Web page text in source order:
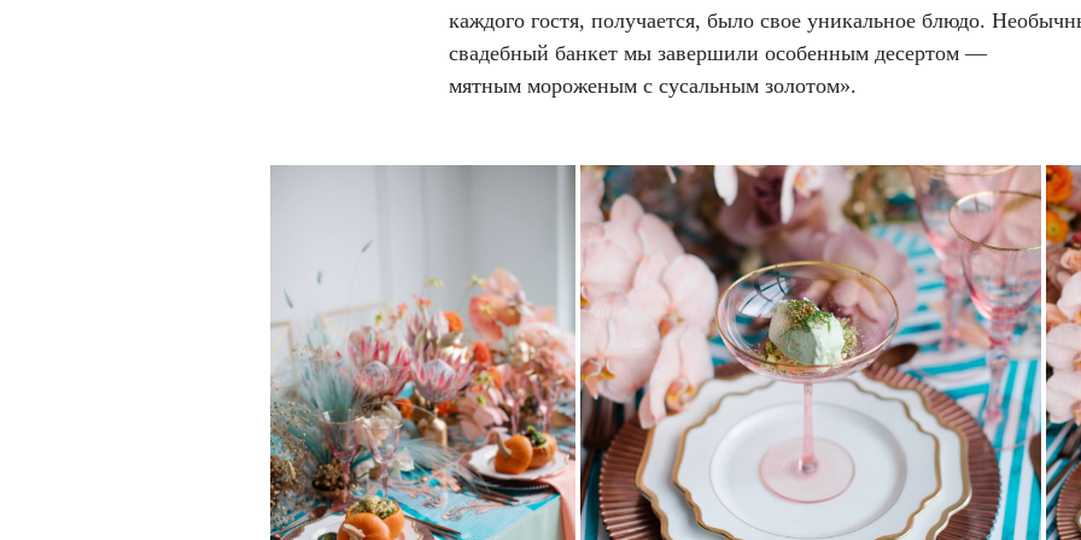
каждого гостя, получается, было свое уникальное блюдо.
свадебный банкет мы завершили особенным десертом —
мятным мороженым с сусальным золотом».